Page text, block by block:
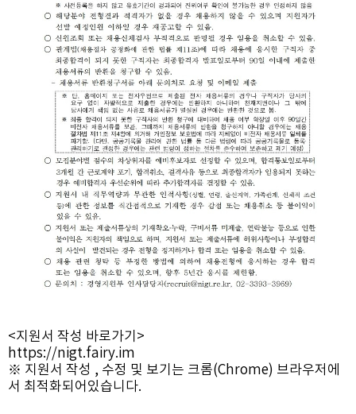
<지원서 작성 바로가기>
https://nigt.fairy.im
※ 지원서 작성 , 수정 및 보기는 크롬(Chrome) 브라우저에
서 최적화되어있습니다.